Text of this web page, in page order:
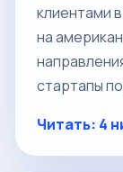
клиентами
на
стартапы
Читать: 4